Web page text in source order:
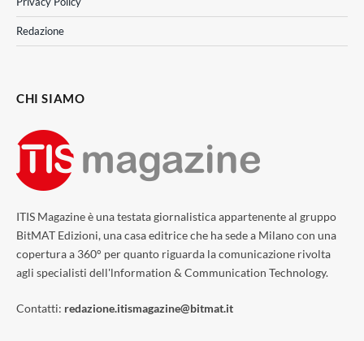
Redazione
CHI SIAMO
ITIS Magazine è una testata giornalistica appartenente al gruppo
BitMAT Edizioni, una casa editrice che ha sede a Milano con una
copertura a 360° per quanto riguarda la comunicazione rivolta
agli specialisti dell'lnformation & Communication Technology.
Contatti: redazione.itismagazine@bitmat.it